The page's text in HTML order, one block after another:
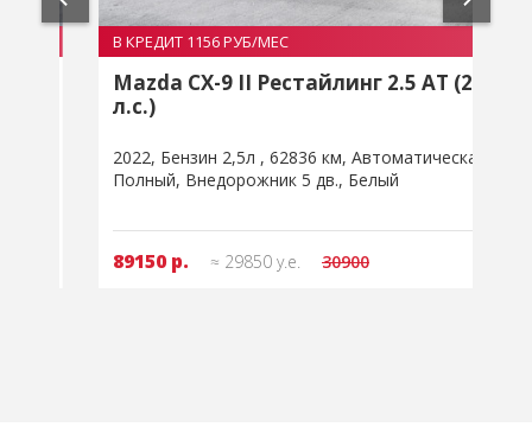
В КРЕДИТ 1156 РУБ/МЕС
Mazda CX-9 II Рестайлинг 2.5 AT (231
л.с.)
Бензин 2,5л 62836 км Автоматическая
Полный Внедорожник 5 дв. Белый
89150 р. ≈ 29850 у.е. 30900